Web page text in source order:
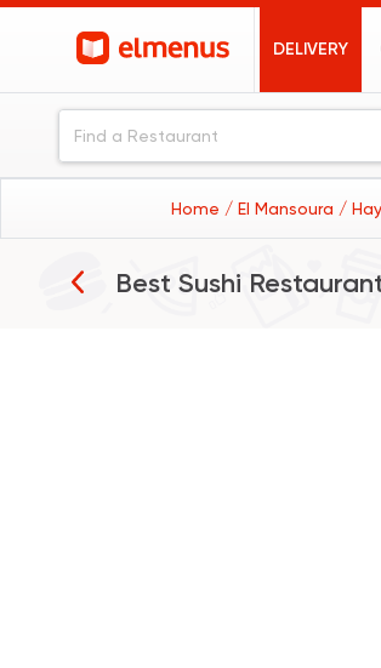
DELIVERY
Home / El Mansoura /
Best Sushi